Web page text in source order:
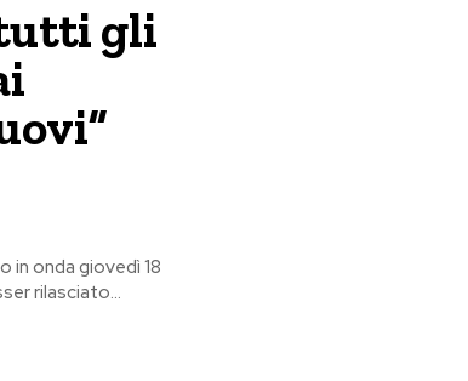
tutti gli
in onda giovedì 18
rilasciato...